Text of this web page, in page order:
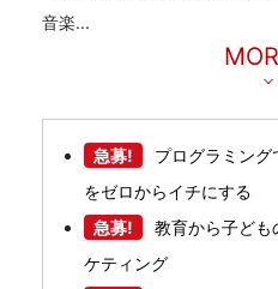
音楽...
急募!
プログラミング
をゼロからイチにする
急募!
教育から子ども
ケティング